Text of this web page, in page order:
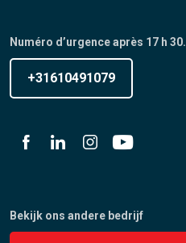
Numéro d’urgence après 17 h 30.
+31610491079
Bekijk ons andere bedrijf